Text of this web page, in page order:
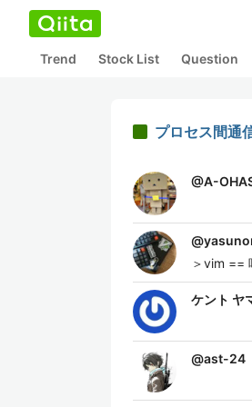
Trend Stock List Question
プロセス間通
@A-
@
＞vim ==
ケント ヤ
@ast-24